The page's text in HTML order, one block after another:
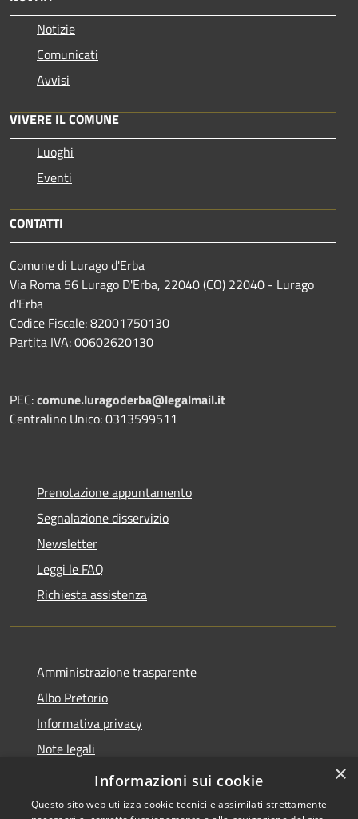
Notizie
Comunicati
Avvisi
VIVERE IL COMUNE
Luoghi
Eventi
CONTATTI
Comune di Lurago d'Erba
Via Roma 56 Lurago D'Erba, 22040 (CO) 22040 - Lurago
d'Erba
Codice Fiscale: 82001750130
Partita IVA: 00602620130
PEC:comune.luragoderba@legalmail.it
Centralino Unico: 0313599511
Prenotazione appuntamento
Segnalazione disservizio
Newsletter
Leggi le FAQ
Richiesta assistenza
Amministrazione trasparente
Albo Pretorio
Informativa privacy
Note legali
Dichiarazione di accessibilità
×
Informazioni sui cookie
Questo sito web utilizza cookie tecnici e assimilati strettamente